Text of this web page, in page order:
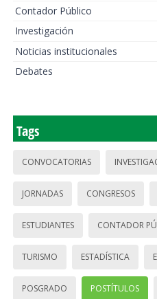
Contador Público
Investigación
Noticias institucionales
Debates
Tags
CONVOCATORIAS
JORNADAS CONGRESOS
ESTUDIANTES CONTADOR
TURISMO ESTADÍSTICA
POSGRADO POSTÍTULOS